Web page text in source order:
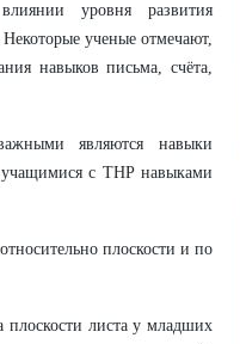
уровня развития
ученые отмечают,
навыков письма, счёта,
являются навыки
учащимися с ТНР навыками
плоскости и по
листа у младших